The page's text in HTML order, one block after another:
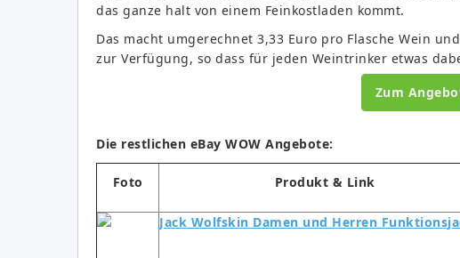
das ganze halt von einem Feinkostladen kommt.
Das macht umgerechnet 3,33 Euro pro Flasche Wein
zur Verfügung, so dass für jeden Weintrinker etwas
Zum
Die restlichen eBay WOW Angebote:
Foto Produkt & Link
Jack Wolfskin Damen und Herren